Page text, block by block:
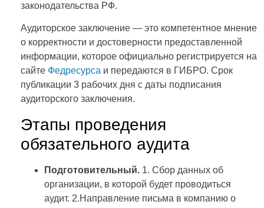
законодательства РФ.
Аудиторское заключение — это компетентное мнение
о корректности и достоверности предоставленной
информации, которое официально регистрируется на
сайте Федресурса и передаются в ГИБРО. Срок
публикации 3 рабочих дня с даты подписания
аудиторского заключения.
Этапы проведения
обязательного аудита
Подготовительный. 1. Сбор данных об
организации, в которой будет проводиться
аудит. 2.Направление письма в компанию о